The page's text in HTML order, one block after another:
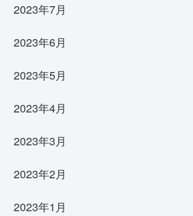
2023年7月
2023年6月
2023年5月
2023年4月
2023年3月
2023年2月
2023年1月